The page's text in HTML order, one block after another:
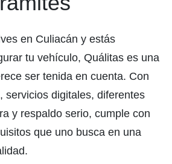
en Culiacán y estás
tu vehículo, Quálitas es una
ser tenida en cuenta. Con
servicios digitales, diferentes
y respaldo serio, cumple con
que uno busca en una